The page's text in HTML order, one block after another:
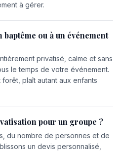
à gérer.
ou à un événement
privatisé, calme et sans
le temps de votre événement.
plaît autant aux enfants
pour un groupe ?
du nombre de personnes et de
un devis personnalisé,